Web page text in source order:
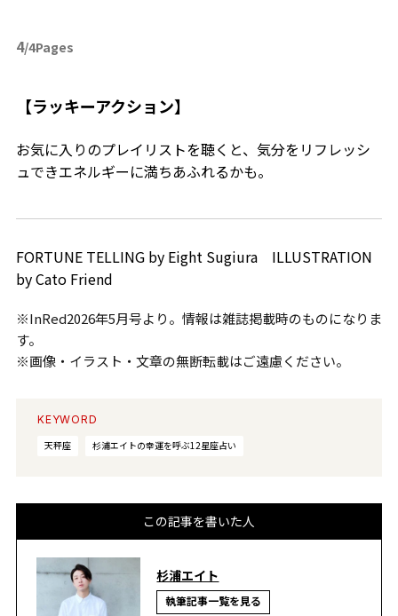
4/4Pages
【ラッキーアクション】
お気に入りのプレイリストを聴くと、気分をリフレッシ
ュできエネルギーに満ちあふれるかも。
FORTUNE TELLING by Eight Sugiura ILLUSTRATION
by Cato Friend
※InRed2026年5月号より。情報は雑誌掲載時のものになりま
す。
※画像・イラスト・文章の無断転載はご遠慮ください。
KEYWORD
天秤座
杉浦エイトの幸運を呼ぶ12星座占い
この記事を書いた人
杉浦エイト
執筆記事一覧を見る